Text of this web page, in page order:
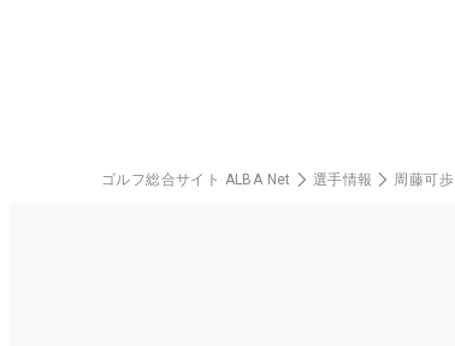
ゴルフ総合サイト ALBA Net 選手情報 周藤可歩